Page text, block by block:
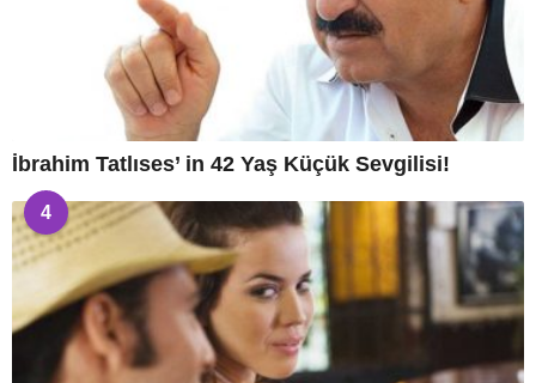
İbrahim Tatlıses’ in 42 Yaş Küçük Sevgilisi!
4